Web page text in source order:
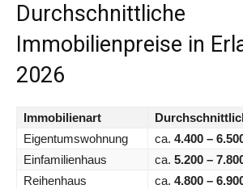
Durchschnittliche
Immobilienpreise in
2026
Immobilienart
Eigentumswohnung
ca. 4.400 –
Einfamilienhaus
ca. 5.200 –
Reihenhaus
ca. 4.800 –